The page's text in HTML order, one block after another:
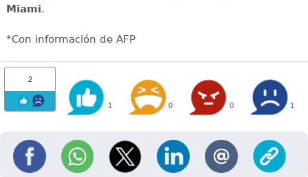
Miami.
*Con información de AFP
2
1 0 0 1